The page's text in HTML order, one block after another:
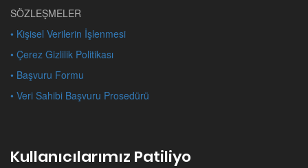
SÖZLEŞMELER
• Kişisel Verilerin İşlenmesi
• Çerez Gizlilik Politikası
• Başvuru Formu
• Veri Sahibi Başvuru Prosedürü
Kullanıcılarımız Patiliyo